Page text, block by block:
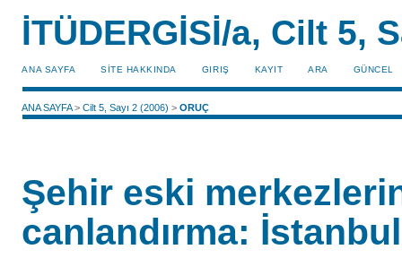
İTÜDERGİSİ/a, Cilt 5,
ANA SAYFA SİTE HAKKINDA GIRIŞ KAYIT ARA GÜNCEL
ANA SAYFA>Cilt 5, Sayı 2 (2006) >ORUÇ
Şehir eski
canlandırma: